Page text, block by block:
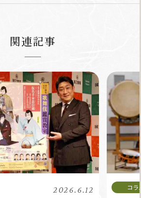
関連記事
2026.6.12